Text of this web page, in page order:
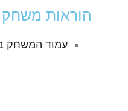
הוראות משחק
עמוד המשחק